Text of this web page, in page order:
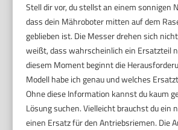
Stell dir vor, du stellst an einem sonnigen
dass dein Mähroboter mitten auf dem
geblieben ist. Die Messer drehen sich
weißt, dass wahrscheinlich ein Ersatzteil
diesem Moment beginnt die
Modell habe ich genau und welches
Ohne diese Information kannst du kaum
Lösung suchen. Vielleicht brauchst du ein
einen Ersatz für den Antriebsriemen. Die